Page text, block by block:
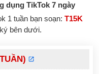
dụng TikTok 7 ngày
1 tuần bạn soạn:T15K
bên dưới.